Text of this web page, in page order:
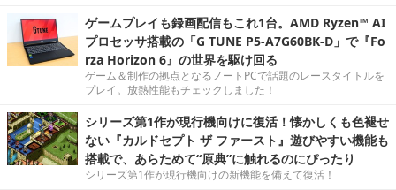
ゲームプレイも録画配信もこれ1台。AMD Ryzen™ AI
プロセッサ搭載の「G TUNE P5-A7G60BK-D」で『Fo
rza Horizon 6』の世界を駆け回る
ゲーム＆制作の拠点となるノートPCで話題のレースタイトルを
プレイ。放熱性能もチェックしました！
シリーズ第1作が現行機向けに復活！懐かしくも色褪せ
ない『カルドセプト ザ ファースト』遊びやすい機能も
搭載で、あらためて“原典”に触れるのにぴったり
シリーズ第1作が現行機向けの新機能を備えて復活！